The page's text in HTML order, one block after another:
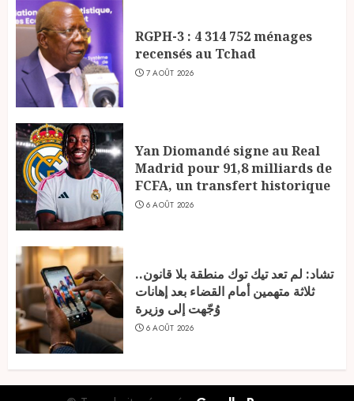
RGPH-3 : 4 314 752 ménages
recensés au Tchad
7 AOÛT 2026
Yan Diomandé signe au Real
Madrid pour 91,8 milliards de
FCFA, un transfert historique
6 AOÛT 2026
تشاد: لم تعد تيك توك منطقة بلا قانون..
ثلاثة متهمين أمام القضاء بعد إهانات
وُجّهت إلى وزيرة
6 AOÛT 2026